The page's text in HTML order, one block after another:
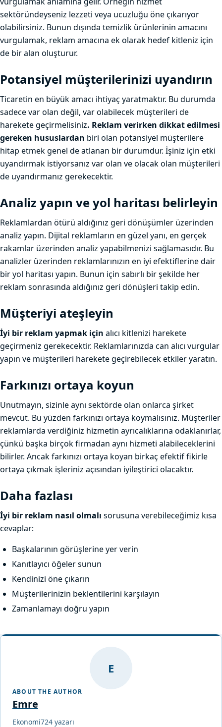
sektöründeyseniz lezzeti veya ucuzluğu öne çıkarıyor
olabilirsiniz. Bunun dışında temizlik ürünlerinin amacını
vurgulamak, reklam amacına ek olarak hedef kitleniz için
de bir alan oluşturur.
Potansiyel müşterilerinizi uyandırın
Ticaretin en büyük amacı ihtiyaç yaratmaktır. Bu durumda
sadece var olan değil, var olabilecek müşterileri de
harekete geçirmelisiniz. Reklam verirken dikkat edilmesi
gereken hususlardan biri olan potansiyel müşterilere
hitap etmek genel de atlanan bir durumdur. İşiniz için etki
uyandırmak istiyorsanız var olan ve olacak olan müşterileri
de uyandırmanız gerekecektir.
Analiz yapın ve yol haritası belirleyin
Reklamlardan ötürü aldığınız geri dönüşümler üzerinden
analiz yapın. Dijital reklamların en güzel yanı, en gerçek
rakamlar üzerinden analiz yapabilmenizi sağlamasıdır. Bu
analizler üzerinden reklamlarınızın en iyi efektiflerine dair
bir yol haritası yapın. Bunun için sabırlı bir şekilde her
reklam sonrasında aldığınız geri dönüşleri takip edin.
Müşteriyi ateşleyin
İyi bir reklam yapmak için alıcı kitlenizi harekete
geçirmeniz gerekecektir. Reklamlarınızda can alıcı vurgular
yapın ve müşterileri harekete geçirebilecek etkiler yaratın.
Farkınızı ortaya koyun
Unutmayın, sizinle aynı sektörde olan onlarca şirket
mevcut. Bu yüzden farkınızı ortaya koymalısınız. Müşteriler
reklamlarda verdiğiniz hizmetin ayrıcalıklarına odaklanırlar,
çünkü başka birçok firmadan aynı hizmeti alabileceklerini
bilirler. Ancak farkınızı ortaya koyan birkaç efektif fikirle
ortaya çıkmak işleriniz açısından iyileştirici olacaktır.
Daha fazlası
İyi bir reklam nasıl olmalı sorusuna verebileceğimiz kısa
cevaplar:
Başkalarının görüşlerine yer verin
Kanıtlayıcı öğeler sunun
Kendinizi öne çıkarın
Müşterilerinizin beklentilerini karşılayın
Zamanlamayı doğru yapın
E
ABOUT THE AUTHOR
Emre
Ekonomi724 yazarı